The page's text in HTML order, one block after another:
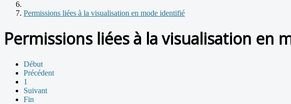
Permissions liées à la visualisation en mode identifié
Permissions liées à la visualisation en
Début
Précédent
1
Suivant
Fin